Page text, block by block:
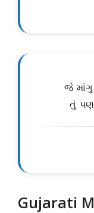
જે
તું પણ
Gujarati